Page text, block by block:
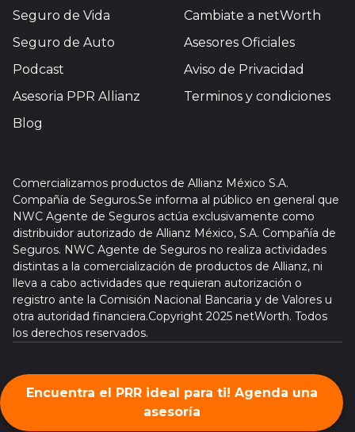
Seguro de Vida
Seguro de Auto
Podcast
Asesoria PPR Allianz
Blog
Cambiate a netWorth
Asesores Oficiales
Aviso de Privacidad
Terminos y condiciones
Comercializamos productos de Allianz México S.A.
Compañía de Seguros.Se informa al público en general que
NWC Agente de Seguros actúa exclusivamente como
distribuidor autorizado de Allianz México, S.A. Compañía de
Seguros. NWC Agente de Seguros no realiza actividades
distintas a la comercialización de productos de Allianz, ni
lleva a cabo actividades que requieran autorización o
registro ante la Comisión Nacional Bancaria y de Valores u
otra autoridad financiera.Copyright 2025 netWorth. Todos
los derechos reservados.
©networth 2025 Optimized. All Rights Reserved.
Encuentra el PRR ideal para ti! Agenda una
asesoría